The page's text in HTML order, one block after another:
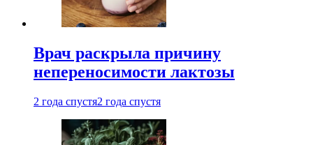
Врач раскрыла причину
непереносимости лактозы
2 года спустя2 года спустя